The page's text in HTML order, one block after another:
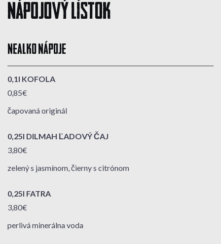
Nápojový lístok
NEALKO NÁPOJE
0,1l KOFOLA
0,85€
čapovaná originál
0,25l DILMAH ĽADOVÝ ČAJ
3,80€
zelený s jasmínom, čierny s citrónom
0,25l FATRA
3,80€
perlivá minerálna voda